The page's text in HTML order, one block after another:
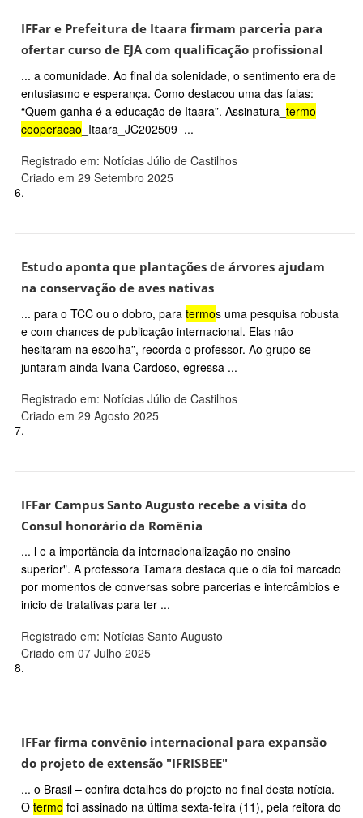
IFFar e Prefeitura de Itaara firmam parceria para
ofertar curso de EJA com qualificação profissional
... a comunidade. Ao final da solenidade, o sentimento era de
entusiasmo e esperança. Como destacou uma das falas:
“Quem ganha é a educação de Itaara”. Assinatura_ termo-
cooperacao _Itaara_JC202509 ...
Registrado em: Notícias Júlio de Castilhos
Criado em 29 Setembro 2025
6.
Estudo aponta que plantações de árvores ajudam
na conservação de aves nativas
... para o TCC ou o dobro, para termos uma pesquisa robusta
e com chances de publicação internacional. Elas não
hesitaram na escolha”, recorda o professor. Ao grupo se
juntaram ainda Ivana Cardoso, egressa ...
Registrado em: Notícias Júlio de Castilhos
Criado em 29 Agosto 2025
7.
IFFar Campus Santo Augusto recebe a visita do
Consul honorário da Romênia
... l e a importância da internacionalização no ensino
superior". A professora Tamara destaca que o dia foi marcado
por momentos de conversas sobre parcerias e intercâmbios e
inicio de tratativas para ter ...
Registrado em: Notícias Santo Augusto
Criado em 07 Julho 2025
8.
IFFar firma convênio internacional para expansão
do projeto de extensão "IFRISBEE"
... o Brasil – confira detalhes do projeto no final desta notícia.
O termo foi assinado na última sexta-feira (11), pela reitora do